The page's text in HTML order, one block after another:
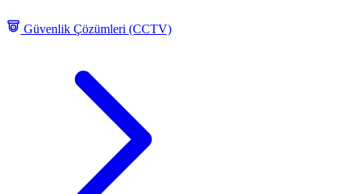
Güvenlik Çözümleri (CCTV)